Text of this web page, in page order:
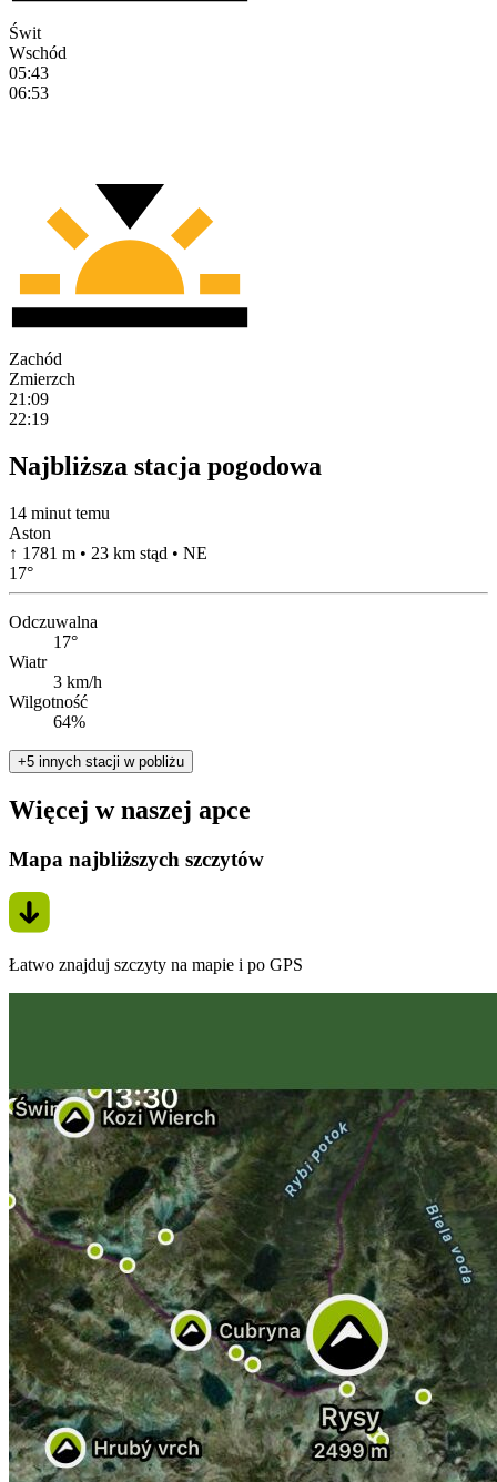
Świt
Wschód
05:43
06:53
Zachód
Zmierzch
21:09
22:19
Najbliższa stacja pogodowa
14 minut temu
Aston
↑ 1781 m • 23 km stąd • NE
17°
Odczuwalna
17°
Wiatr
3 km/h
Wilgotność
64%
+5 innych stacji w pobliżu
Więcej w naszej apce
Mapa najbliższych szczytów
Łatwo znajduj szczyty na mapie i po GPS